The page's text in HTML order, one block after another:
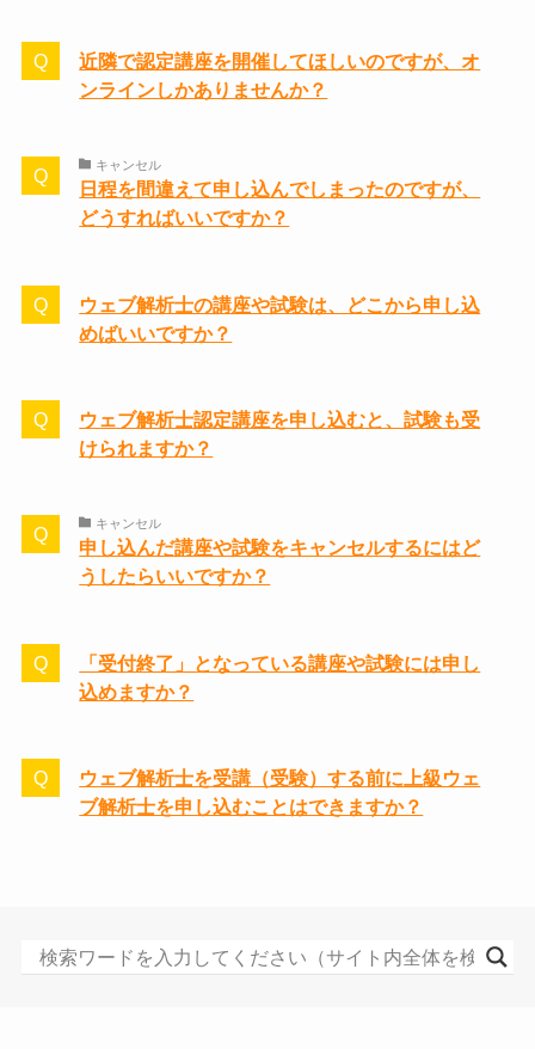
近隣で認定講座を開催してほしいのですが、オ
ンラインしかありませんか？
キャンセル
日程を間違えて申し込んでしまったのですが、
どうすればいいですか？
ウェブ解析士の講座や試験は、どこから申し込
めばいいですか？
ウェブ解析士認定講座を申し込むと、試験も受
けられますか？
キャンセル
申し込んだ講座や試験をキャンセルするにはど
うしたらいいですか？
「受付終了」となっている講座や試験には申し
込めますか？
ウェブ解析士を受講（受験）する前に上級ウェ
ブ解析士を申し込むことはできますか？